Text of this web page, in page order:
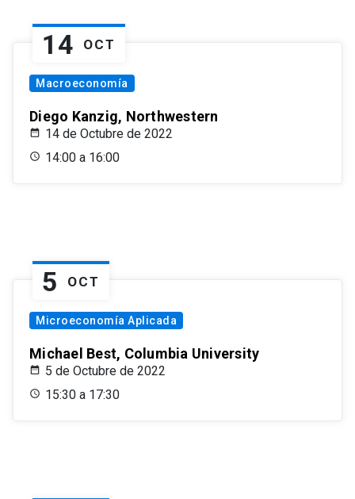
14 OCT
Macroeconomía
Diego Kanzig, Northwestern
14 de Octubre de 2022
14:00 a 16:00
5 OCT
Microeconomía Aplicada
Michael Best, Columbia University
5 de Octubre de 2022
15:30 a 17:30